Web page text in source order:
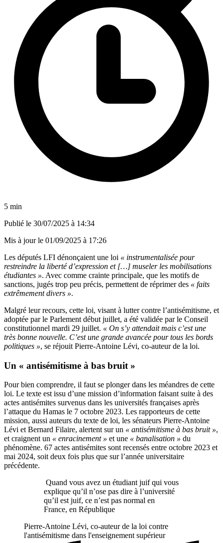
5 min
Publié le 30/07/2025 à 14:34
Mis à jour le 01/09/2025 à 17:26
Les députés LFI dénonçaient une loi « instrumentalisée pour
restreindre la liberté d’expression et […] museler les mobilisations
étudiantes ». Avec comme crainte principale, que les motifs de
sanctions, jugés trop peu précis, permettent de réprimer des « faits
extrêmement divers ».
Malgré leur recours, cette loi, visant à lutter contre l’antisémitisme, et
adoptée par le Parlement début juillet, a été validée par le Conseil
constitutionnel mardi 29 juillet. « On s’y attendait mais c’est une
très bonne nouvelle. C’est une grande avancée pour tous les bords
politiques », se réjouit Pierre-Antoine Lévi, co-auteur de la loi.
Un « antisémitisme à bas bruit »
Pour bien comprendre, il faut se plonger dans les méandres de cette
loi. Le texte est issu d’une mission d’information faisant suite à des
actes antisémites survenus dans les universités françaises après
l’attaque du Hamas le 7 octobre 2023. Les rapporteurs de cette
mission, aussi auteurs du texte de loi, les sénateurs Pierre-Antoine
Lévi et Bernard Filaire, alertent sur un « antisémitisme à bas bruit »,
et craignent un « enracinement » et une « banalisation » du
phénomène. 67 actes antisémites sont recensés entre octobre 2023 et
mai 2024, soit deux fois plus que sur l’année universitaire
précédente.
Quand vous avez un étudiant juif qui vous
explique qu’il n’ose pas dire à l’université
qu’il est juif, ce n’est pas normal en
France, en République
Pierre-Antoine Lévi, co-auteur de la loi contre
l'antisémitisme dans l'enseignement supérieur